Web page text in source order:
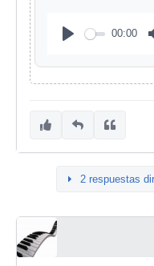
00:00
2 respuestas